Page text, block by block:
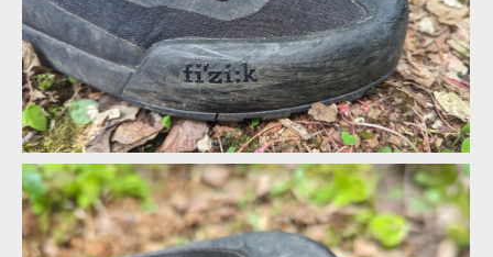
Ochrana prstů chodidla je výrazná, schytala na obou botách dost
zásahů